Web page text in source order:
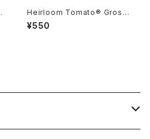
Heirloom Tomato® Grosse
Verte Rose エアルーム・トマ
ト・グロッセ・ベルテ・ローズ
¥550